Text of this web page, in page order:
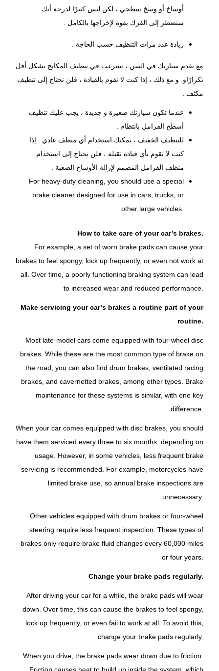
أوساخ أو وسخ سطحي ، لكن ليس كثيرًا لدرجة أنك
ستضطر إلى الفرك بقوة لإخراجها بالكامل .
زيادة عدد مرات التنظيف حسب الحاجة .
مع تقدم سيارتك في السن ، سترغب في تنظيف المكابح بشكل أقل
تكرارًاو. و مع ذلك ، إذا كنت لا تقوم بالقيادة ، فلن تحتاج إلى تنظيف
مكثف .
عندما تكون سيارتك صغيرة و جديدة ، يجب عليك تنظيف
أسطح الفرامل بانتظام .
للتنظيف الخفيف ، يمكنك استخدام أي منظف عادي . إذا
كنت لا تقوم بأي قيادة ثقيلة ، فلن تحتاج إلى استخدام
منظف الفرامل المصمم لإزالة الأوساخ الصعبة .
For heavy-duty cleaning, you should use a special
brake cleaner designed for use in cars, trucks, or
other large vehicles.
How to take care of your car’s brakes.
For example, a set of worn brake pads can cause your
brakes to feel spongy, lock up frequently, or even not work at
all. Over time, a poorly functioning braking system can lead
to increased wear and reduced performance.
Make servicing your car’s brakes a routine part of your
routine.
Most late-model cars come equipped with four-wheel disc
brakes. While these are the most common type of brake on
the road, you can also find drum brakes, ventilated racing
brakes, and cavernetted brakes, among other types. Brake
maintenance for these systems is similar, with one key
difference.
When your car comes equipped with disc brakes, you should
have them serviced every three to six months, depending on
usage. However, in some vehicles, less frequent brake
servicing is recommended. For example, motorcycles have
limited brake use, so annual brake inspections are
unnecessary.
Other vehicles equipped with drum brakes or four-wheel
steering require less frequent inspection. These types of
brakes only require brake fluid changes every 60,000 miles
or four years.
Change your brake pads regularly.
After driving your car for a while, the brake pads will wear
down. Over time, this can cause the brakes to feel spongy,
lock up frequently, or even fail to work at all. To avoid this,
change your brake pads regularly.
When you drive, the brake pads wear down due to friction.